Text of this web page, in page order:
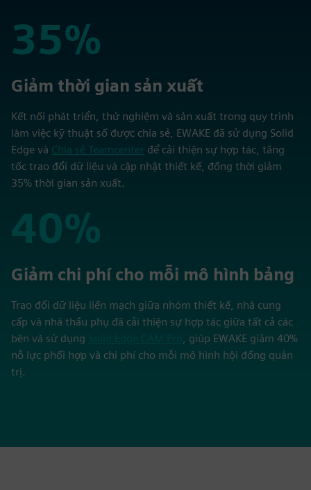
35%
35%
Giảm thời gian sản xuất
Kết nối phát triển, thử nghiệm và sản xuất trong quy trình
làm việc kỹ thuật số được chia sẻ, EWAKE đã sử dụng Solid
Edge và Chia sẻ Teamcenter để cải thiện sự hợp tác, tăng
tốc trao đổi dữ liệu và cập nhật thiết kế, đồng thời giảm
35% thời gian sản xuất.
40%
40%
Giảm chi phí cho mỗi mô hình bảng
Trao đổi dữ liệu liền mạch giữa nhóm thiết kế, nhà cung
cấp và nhà thầu phụ đã cải thiện sự hợp tác giữa tất cả các
bên và sử dụng
, giúp EWAKE giảm 40%
nỗ lực phối hợp và chi phí cho mỗi mô hình hội đồng quản
trị.